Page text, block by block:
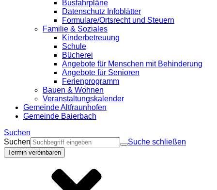
Busfahrpläne
Datenschutz Infoblätter
Formulare/Ortsrecht und Steuern
Familie & Soziales
Kinderbetreuung
Schule
Bücherei
Angebote für Menschen mit Behinderung
Angebote für Senioren
Ferienprogramm
Bauen & Wohnen
Veranstaltungskalender
Gemeinde Altfraunhofen
Gemeinde Baierbach
Suchen
Suchen
Suche schließen
Termin vereinbaren